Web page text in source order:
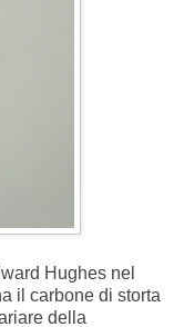
Hughes nel
il carbone di storta
della